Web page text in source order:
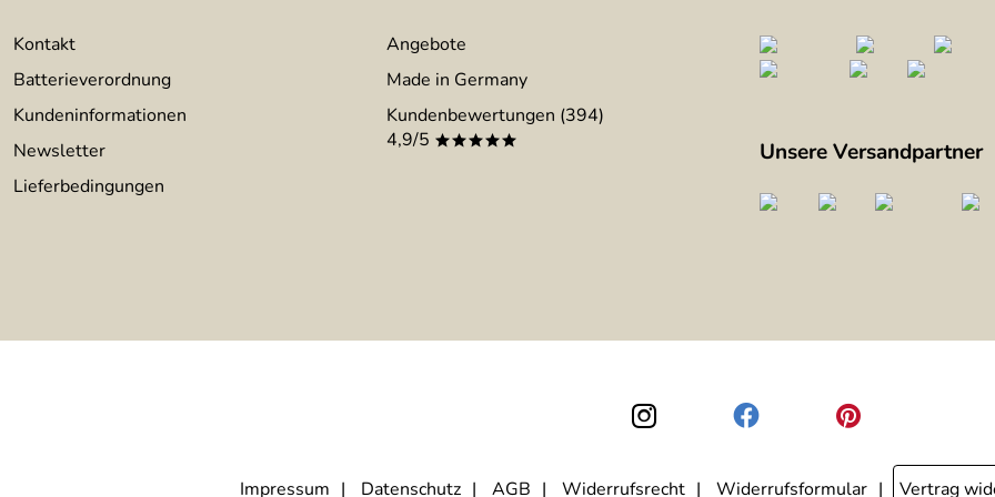
Kontakt
Batterieverordnung
Kundeninformationen
Newsletter
Lieferbedingungen
Angebote
Made in Germany
Kundenbewertungen (394)
4,9/5 ***** Unsere Versandpartner
Impressum Datenschutz AGB Widerrufsrecht Widerrufsformular Vertrag